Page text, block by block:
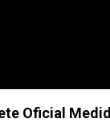
Oficial